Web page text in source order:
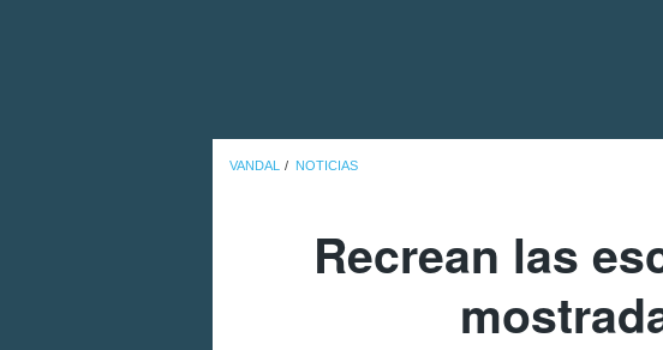
VANDAL NOTICIAS
Recrean las